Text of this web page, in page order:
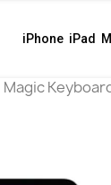
iPhone iPad
Magic